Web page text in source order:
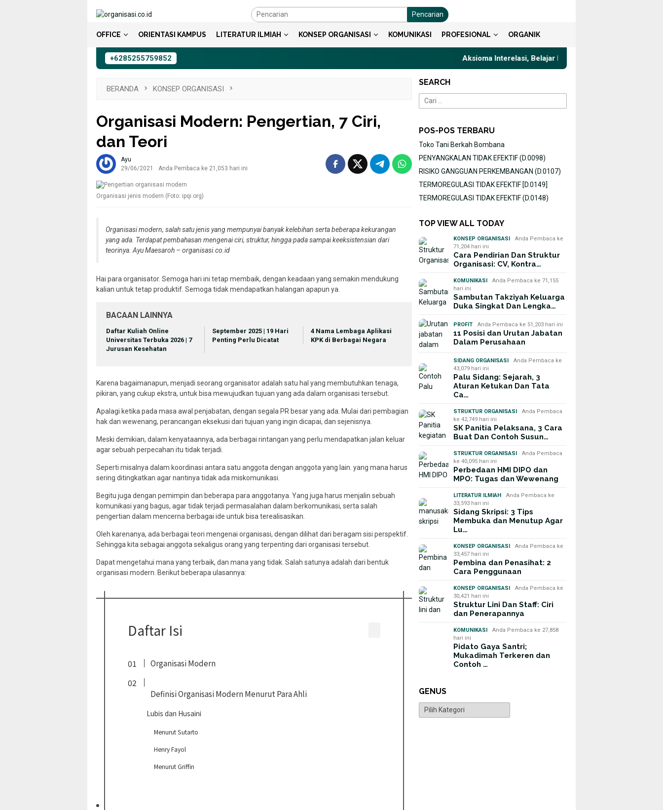
Pencarian
OFFICE ORIENTASI KAMPUS LITERATUR ILMIAH KONSEP ORGANISASI KOMUNIKASI PROFESIONAL ORGANIK
+6285255759852 Aksioma Interelasi, Belajar Privat Gaya Komunikasi Terbaik
BERANDA KONSEP ORGANISASI
Organisasi Modern: Pengertian, 7 Ciri,
dan Teori
Ayu
29/06/2021
Anda Pembaca ke 21,053 hari ini
Organisasi jenis modern (Foto: ipqi.org)
Organisasi modern, salah satu jenis yang mempunyai banyak kelebihan serta beberapa kekurangan
yang ada. Terdapat pembahasan mengenai ciri, struktur, hingga pada sampai keeksistensian dari
teorinya. Ayu Maesaroh – organisasi.co.id
Hai para organisator. Semoga hari ini tetap membaik, dengan keadaan yang semakin mendukung
kalian untuk tetap produktif. Semoga tidak mendapatkan halangan apapun ya.
BACAAN LAINNYA
Daftar Kuliah Online
Universitas Terbuka 2026 | 7
Jurusan Kesehatan
September 2025 | 19 Hari
Penting Perlu Dicatat
4 Nama Lembaga Aplikasi
KPK di Berbagai Negara
Karena bagaimanapun, menjadi seorang organisator adalah satu hal yang membutuhkan tenaga,
pikiran, yang cukup ekstra, untuk bisa mewujudkan tujuan yang ada dalam organisasi tersebut.
Apalagi ketika pada masa awal penjabatan, dengan segala PR besar yang ada. Mulai dari pembagian
hak dan wewenang, perancangan eksekusi dari tujuan yang ingin dicapai, dan sejenisnya.
Meski demikian, dalam kenyataannya, ada berbagai rintangan yang perlu mendapatkan jalan keluar
agar sebuah perpecahan itu tidak terjadi.
Seperti misalnya dalam koordinasi antara satu anggota dengan anggota yang lain. yang mana harus
sering ditingkatkan agar nantinya tidak ada miskomunikasi.
Begitu juga dengan pemimpin dan beberapa para anggotanya. Yang juga harus menjalin sebuah
komunikasi yang bagus, agar tidak terjadi permasalahan dalam berkomunikasi, serta salah
pengertian dalam mencerna berbagai ide untuk bisa terealisasikan.
Oleh karenanya, ada berbagai teori mengenai organisasi, dengan dilihat dari beragam sisi perspektif.
Sehingga kita sebagai anggota sekaligus orang yang terpenting dari organisasi tersebut.
Dapat mengetahui mana yang terbaik, dan mana yang tidak. Salah satunya adalah dari bentuk
organisasi modern. Berikut beberapa ulasannya:
Daftar Isi
Organisasi Modern
Definisi Organisasi Modern Menurut Para Ahli
Lubis dan Husaini
Menurut Sutarto
Henry Fayol
Menurut Griffin
SEARCH
Cari
untuk:
POS-POS TERBARU
Toko Tani Berkah Bombana
PENYANGKALAN TIDAK EFEKTIF (D.0098)
RISIKO GANGGUAN PERKEMBANGAN (D.0107)
TERMOREGULASI TIDAK EFEKTIF [D.0149]
TERMOREGULASI TIDAK EFEKTIF (D.0148)
TOP VIEW ALL TODAY
KONSEP ORGANISASI
Anda Pembaca ke
71,204 hari ini
Cara Pendirian Dan Struktur
Organisasi: CV, Kontra…
KOMUNIKASI
Anda Pembaca ke 71,155
hari ini
Sambutan Takziyah Keluarga
Duka Singkat Dan Lengka…
PROFIT Anda Pembaca ke 51,203 hari ini
11 Posisi dan Urutan Jabatan
Dalam Perusahaan
SIDANG ORGANISASI
Anda Pembaca ke
43,079 hari ini
Palu Sidang: Sejarah, 3
Aturan Ketukan Dan Tata
Ca…
STRUKTUR ORGANISASI
Anda Pembaca
ke 42,749 hari ini
SK Panitia Pelaksana, 3 Cara
Buat Dan Contoh Susun…
STRUKTUR ORGANISASI
Anda Pembaca
ke 40,095 hari ini
Perbedaan HMI DIPO dan
MPO: Tugas dan Wewenang
LITERATUR ILMIAH
Anda Pembaca ke
33,593 hari ini
Sidang Skripsi: 3 Tips
Membuka dan Menutup Agar
Lu…
KONSEP ORGANISASI
Anda Pembaca ke
33,457 hari ini
Pembina dan Penasihat: 2
Cara Penggunaan
KONSEP ORGANISASI
Anda Pembaca ke
30,421 hari ini
Struktur Lini Dan Staff: Ciri
dan Penerapannya
KOMUNIKASI
Anda Pembaca ke 27,858
hari ini
Pidato Gaya Santri;
Mukadimah Terkeren dan
Contoh …
GENUS
Genus